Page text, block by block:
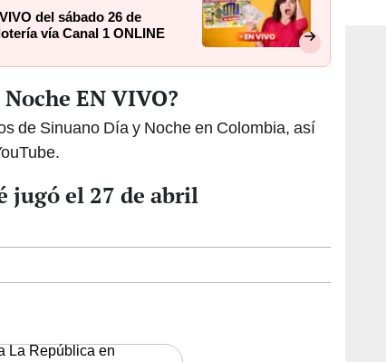
del sábado 26 de
vía Canal 1 ONLINE
EN VIVO?
de Sinuano Día y Noche en Colombia, así
jugó el 27 de abril
La República en